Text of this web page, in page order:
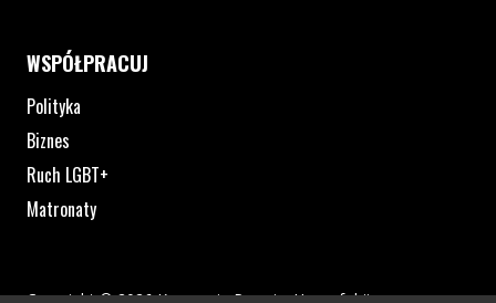
WSPÓŁPRACUJ
Polityka
Biznes
Ruch LGBT+
Matronaty